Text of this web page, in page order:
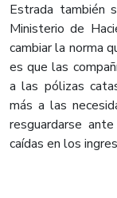
Estrada también
Ministerio de
cambiar la norma
es que las
a las pólizas
más a las
resguardarse
caídas en los